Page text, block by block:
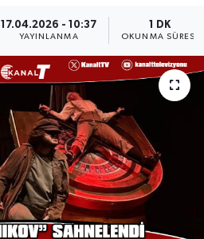
17.04.2026 - 10:37
YAYINLANMA
1 DK
OKUNMA SÜRESI